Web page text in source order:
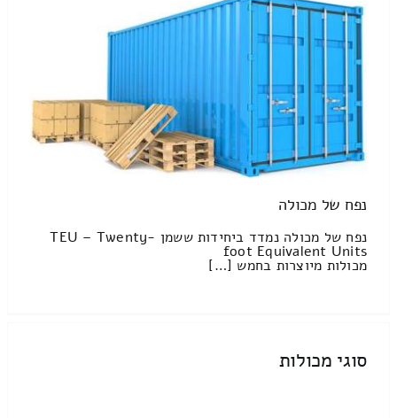
נפח של מכולה
נפח של מכולה נמדד ביחידות ששמן TEU – Twenty-
foot Equivalent Units
מכולות מיוצרות בחמש […]
סוגי מכולות